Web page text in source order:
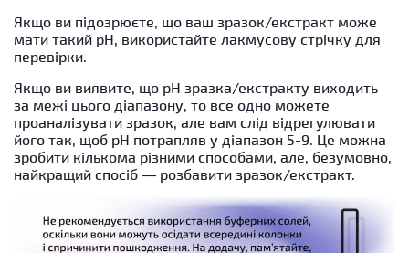
Якщо ви підозрюєте, що ваш зразок/екстракт може
мати такий рН, використайте лакмусову стрічку для
перевірки.
Якщо ви виявите, що рН зразка/екстракту виходить
за межі цього діапазону, то все одно можете
проаналізувати зразок, але вам слід відрегулювати
його так, щоб рН потрапляв у діапазон 5-9. Це можна
зробити кількома різними способами, але, безумовно,
найкращий спосіб — розбавити зразок/екстракт.